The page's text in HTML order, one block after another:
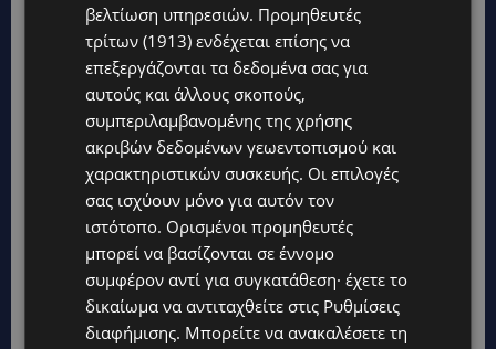
ανταπεξέλθει στη βρογχική πνευμονία. Οι
Queen ξεχώρισαν με τις μουσικές τους
επιτυχίες, ενώ τα τραγούδια τους ακούγονται
μέχρι και σήμερα. Το περιβόητο Bohemian
Rapsody έχει ξεσηκώσει τα πλήθη ακόμη και
ποδοσφαιρικών αγώνων, με τον κόσμο να
τραγουδάει δυνατά όλους τους στίχους του
τραγουδιού δημιουργώντας ένα μοναδικό
θέαμα. I want to break free , We are the
champions , Don»t stop me now και πολλά άλλα
ξεσηκώνουν ακόμη και σήμερα τους πάντες.
βελτίωση υπηρεσιών. Προμηθευτές
τρίτων (1913) ενδέχεται επίσης να
επεξεργάζονται τα δεδομένα σας για
αυτούς και άλλους σκοπούς,
συμπεριλαμβανομένης της χρήσης
ακριβών δεδομένων γεωεντοπισμού και
χαρακτηριστικών συσκευής. Οι επιλογές
σας ισχύουν μόνο για αυτόν τον
ιστότοπο. Ορισμένοι προμηθευτές
μπορεί να βασίζονται σε έννομο
συμφέρον αντί για συγκατάθεση· έχετε το
δικαίωμα να αντιταχθείτε στις Ρυθμίσεις
διαφήμισης. Μπορείτε να ανακαλέσετε τη